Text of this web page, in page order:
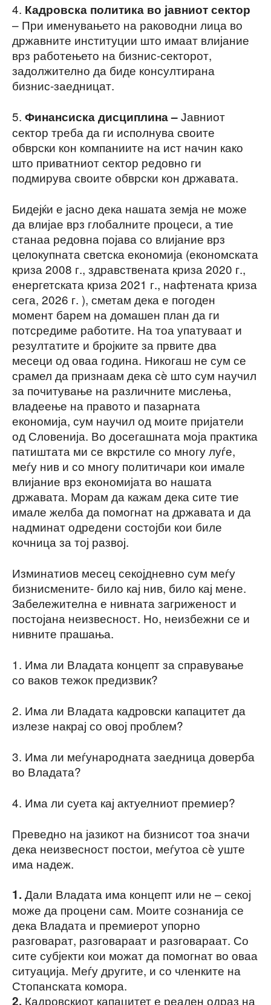
4. Кадровска политика во јавниот сектор
– При именувањето на раководни лица во
државните институции што имаат влијание
врз работењето на бизнис-секторот,
задолжително да биде консултирана
бизнис-заедницат.
5. Финансиска дисциплина –Јавниот
сектор треба да ги исполнува своите
обврски кон компаниите на ист начин како
што приватниот сектор редовно ги
подмирува своите обврски кон државата.
Бидејќи е јасно дека нашата земја не може
да влијае врз глобалните процеси, а тие
станаа редовна појава со влијание врз
целокупната светска економија (економската
криза 2008 г., здравствената криза 2020 г.,
енергетската криза 2021 г., нафтената криза
сега, 2026 г. ), сметам дека е погоден
момент барем на домашен план да ги
потсредиме работите. На тоа упатуваат и
резултатите и бројките за првите два
месеци од оваа година. Никогаш не сум се
срамел да признаам дека сè што сум научил
за почитување на различните мислења,
владеење на правото и пазарната
економија, сум научил од моите пријатели
од Словенија. Во досегашната моја практика
патиштата ми се вкрстиле со многу луѓе,
меѓу нив и со многу политичари кои имале
влијание врз економијата во нашата
државата. Морам да кажам дека сите тие
имале желба да помогнат на државата и да
надминат одредени состојби кои биле
кочница за тој развој.
Изминатиов месец секојдневно сум меѓу
бизнисмените- било кај нив, било кај мене.
Забележителна е нивната загриженост и
постојана неизвесност. Но, неизбежни се и
нивните прашања.
1. Има ли Владата концепт за справување
со ваков тежок предизвик?
2. Има ли Владата кадровски капацитет да
излезе накрај со овој проблем?
3. Има ли меѓународната заедница доверба
во Владата?
4. Има ли суета кај актуелниот премиер?
Преведно на јазикот на бизнисот тоа значи
дека неизвесност постои, меѓутоа сè уште
има надеж.
1. Дали Владата има концепт или не – секој
може да процени сам. Моите сознанија се
дека Владата и премиерот упорно
разговарат, разговараат и разговараат. Со
сите субјекти кои можат да помогнат во оваа
ситуација. Меѓу другите, и со членките на
Стопанската комора.
2. Кадровскиот капацитет е реален одраз на